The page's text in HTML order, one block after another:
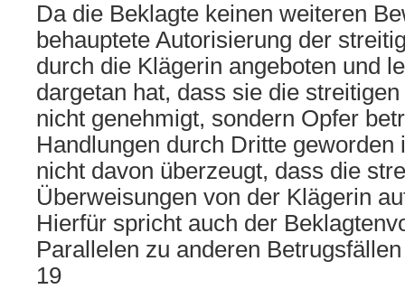
Da die Beklagte keinen weiteren
behauptete Autorisierung der
durch die Klägerin angeboten und
dargetan hat, dass sie die
nicht genehmigt, sondern Opfer
Handlungen durch Dritte geworden
nicht davon überzeugt, dass die
Überweisungen von der Klägerin
Hierfür spricht auch der
Parallelen zu anderen
19